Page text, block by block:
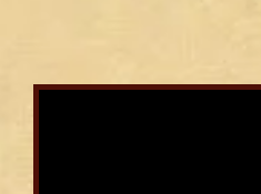
सम्मानजनक नौकरी